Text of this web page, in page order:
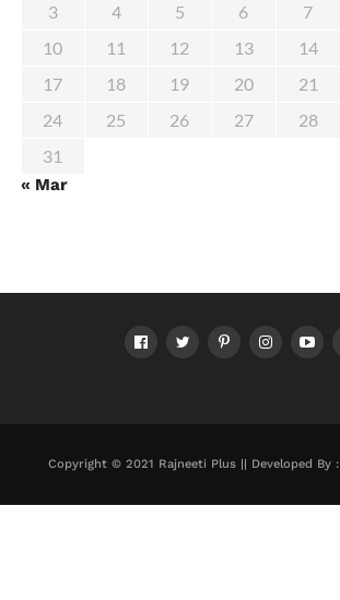
3
4 5 6 7
10
11 12 13 14
17
18 19 20 21
24
25 26 27 28
31
« Mar
Copyright © 2021 Rajneeti Plus || Developed By :